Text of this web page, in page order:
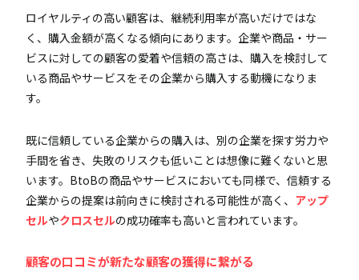
ロイヤルティの高い顧客は、継続利用率が高いだけではな
く、購入金額が高くなる傾向にあります。企業や商品・サー
ビスに対しての顧客の愛着や信頼の高さは、購入を検討して
いる商品やサービスをその企業から購入する動機になりま
す。
既に信頼している企業からの購入は、別の企業を探す労力や
手間を省き、失敗のリスクも低いことは想像に難くないと思
います。BtoBの商品やサービスにおいても同様で、信頼する
企業からの提案は前向きに検討される可能性が高く、 アップ
セルやクロスセルの成功確率も高いと言われています。
顧客の口コミが新たな顧客の獲得に繋がる